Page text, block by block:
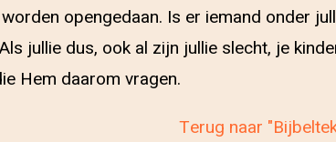
opengedaan. Is er iemand onder
jullie dus, ook al zijn jullie slecht, je
Hem daarom vragen.
Terug naar